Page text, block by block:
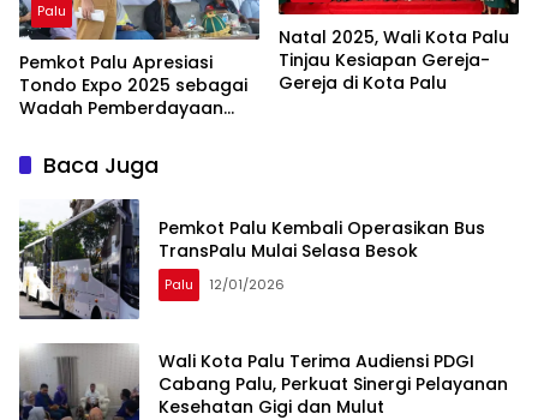
Palu
Pemkot Palu Apresiasi
Tondo Expo 2025 sebagai
Wadah Pemberdayaan
Natal 2025, Wali Kota Palu
Tinjau Kesiapan Gereja-
Gereja di Kota Palu
Baca Juga
Pemkot Palu Kembali Operasikan Bus
TransPalu Mulai Selasa Besok
Palu 12/01/2026
Wali Kota Palu Terima Audiensi PDGI
Cabang Palu, Perkuat Sinergi Pelayanan
Kesehatan Gigi dan Mulut